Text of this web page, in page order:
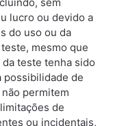
lucro ou devido a
do uso ou da
mesmo que
teste tenha sido
possibilidade de
permitem
de
ou incidentais,